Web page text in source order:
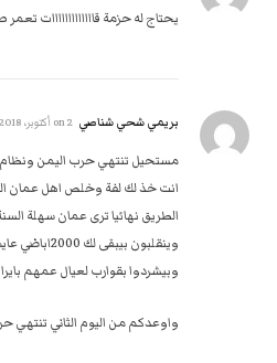
يحتاج له حزمة قااااااااااااات
بريمي شحي شناصي 2 أكتوبر، 2018 8:32 ص
مستحيل تنتهي حرب اليمن
انت خذ لك لفة وخلص اهل عمان
الطريق نهائيا ترى عمان سهلة
وينقلبون
وبيشردوا بقوارب لعيال عمهم
واوعدكم من اليوم الثاني تنتهي